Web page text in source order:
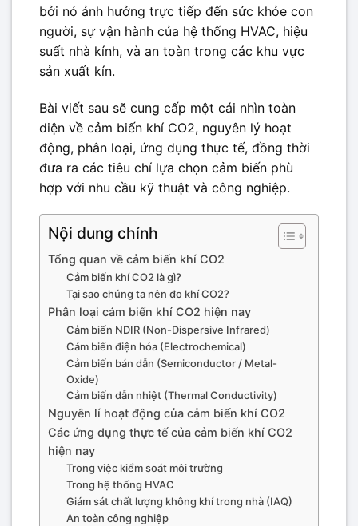
bởi nó ảnh hưởng trực tiếp đến sức khỏe con
người, sự vận hành của hệ thống HVAC, hiệu
suất nhà kính, và an toàn trong các khu vực
sản xuất kín.
Bài viết sau sẽ cung cấp một cái nhìn toàn
diện về cảm biến khí CO2, nguyên lý hoạt
động, phân loại, ứng dụng thực tế, đồng thời
đưa ra các tiêu chí lựa chọn cảm biến phù
hợp với nhu cầu kỹ thuật và công nghiệp.
Nội dung chính
Tổng quan về cảm biến khí CO2
Cảm biến khí CO2 là gì?
Tại sao chúng ta nên đo khí CO2?
Phân loại cảm biến khí CO2 hiện nay
Cảm biến NDIR (Non-Dispersive Infrared)
Cảm biến điện hóa (Electrochemical)
Cảm biến bán dẫn (Semiconductor / Metal-
Oxide)
Cảm biến dẫn nhiệt (Thermal Conductivity)
Nguyên lí hoạt động của cảm biến khí CO2
Các ứng dụng thực tế của cảm biến khí CO2
hiện nay
Trong việc kiểm soát môi trường
Trong hệ thống HVAC
Giám sát chất lượng không khí trong nhà (IAQ)
An toàn công nghiệp